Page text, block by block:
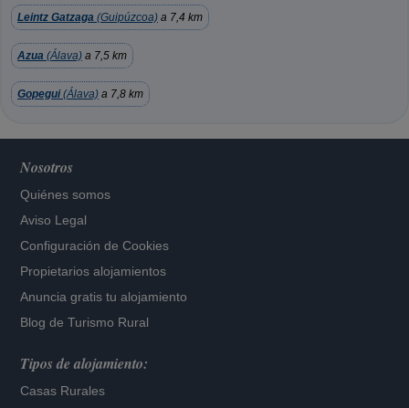
Leintz Gatzaga (Guipúzcoa) a 7,4 km
Azua (Álava) a 7,5 km
Gopegui(Álava) a 7,8 km
Nosotros
Quiénes somos
Aviso Legal
Configuración de Cookies
Propietarios alojamientos
Anuncia gratis tu alojamiento
Blog de Turismo Rural
Tipos de alojamiento:
Casas Rurales